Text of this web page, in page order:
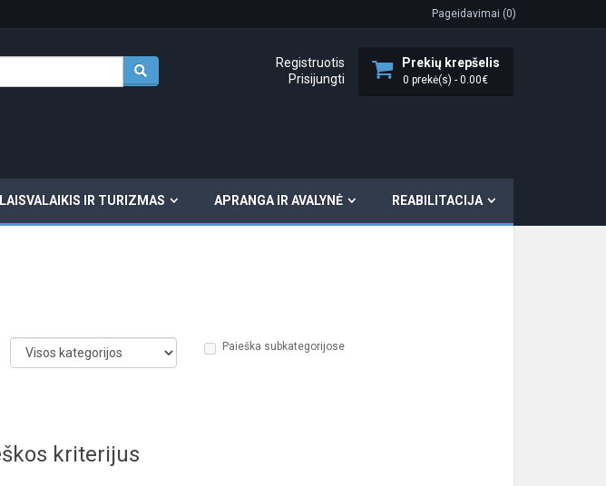
Pageidavimai (0)
Prekių krepšelis
0 prekė(s) - 0.00€
Registruotis
Prisijungti
LAISVALAIKIS IR TURIZMAS APRANGA IR AVALYNĖ REABILITACIJA
Paieška subkategorijose
kriterijus